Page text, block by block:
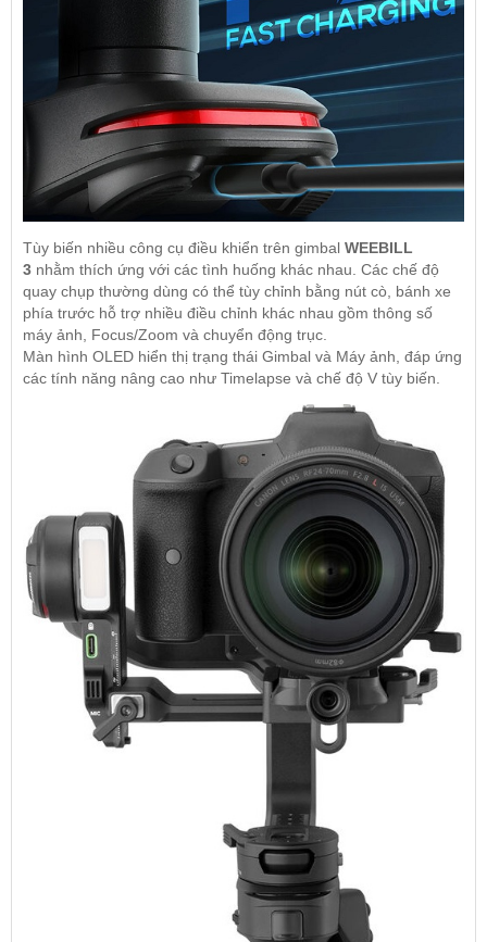
Tùy biến nhiều công cụ điều khiển trên gimbal WEEBILL
3 nhằm thích ứng với các tình huống khác nhau. Các chế độ
quay chụp thường dùng có thể tùy chỉnh bằng nút cò, bánh xe
phía trước hỗ trợ nhiều điều chỉnh khác nhau gồm thông số
máy ảnh, Focus/Zoom và chuyển động trục.
Màn hình OLED hiển thị trạng thái Gimbal và Máy ảnh, đáp ứng
các tính năng nâng cao như Timelapse và chế độ V tùy biến.